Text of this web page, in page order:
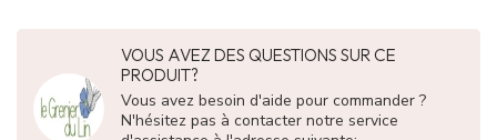
VOUS AVEZ DES QUESTIONS SUR CE
PRODUIT?
Vous avez besoin d'aide pour commander ?
N'hésitez pas à contacter notre service